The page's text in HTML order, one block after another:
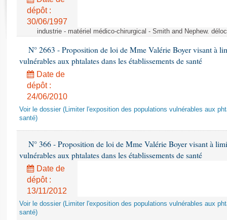
Rapports d'enquête
Rapports législatifs
Budget et sécurité sociale
Questions écrites et orales
Comptes rendus des débats
dépôt :
30/06/1997
industrie - matériel médico-chirurgical - Smith and Nephew.
N° 2663 - Proposition de loi de Mme Valérie Boyer visant à
vulnérables aux phtalates dans les établissements de santé
Date de
dépôt :
24/06/2010
Voir le dossier (Limiter l'exposition des populations vulnérables aux
santé)
N° 366 - Proposition de loi de Mme Valérie Boyer visant à
vulnérables aux phtalates dans les établissements de santé
Date de
dépôt :
13/11/2012
Voir le dossier (Limiter l'exposition des populations vulnérables aux
santé)